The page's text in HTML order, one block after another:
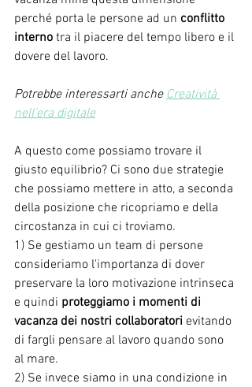
perché porta le persone ad un conflitto
interno tra il piacere del tempo libero e il
dovere del lavoro.
Potrebbe interessarti anche Creatività
nell'era digitale
A questo come possiamo trovare il
giusto equilibrio? Ci sono due strategie
che possiamo mettere in atto, a seconda
della posizione che ricopriamo e della
circostanza in cui ci troviamo.
1) Se gestiamo un team di persone
consideriamo l'importanza di dover
preservare la loro motivazione intrinseca
e quindi proteggiamo i momenti di
vacanza dei nostri collaboratori evitando
di fargli pensare al lavoro quando sono
al mare.
2) Se invece siamo in una condizione in